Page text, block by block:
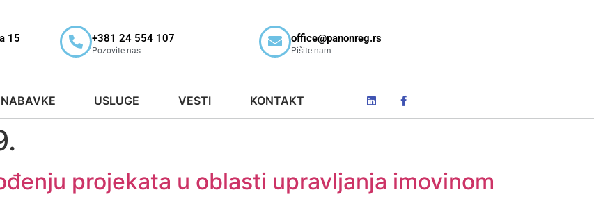
15 +381 24 554 107
Pozovite nas
office@panonreg.rs
Pišite nam
USLUGE VESTI KONTAKT
projekata u oblasti upravljanja imovinom